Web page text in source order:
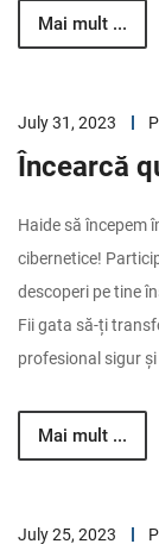
Mai mult ...
July 31, 2023
Încearcă
Haide să începem
cibernetice!
descoperi pe tine
Fii gata să-ți
profesional sigur și
Mai mult ...
July 25, 2023